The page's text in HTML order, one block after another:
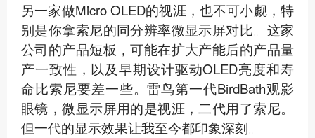
另一家做Micro OLED的视涯，也不可小觑，特
别是你拿索尼的同分辨率微显示屏对比。这家
公司的产品短板，可能在扩大产能后的产品量
产一致性，以及早期设计驱动OLED亮度和寿
命比索尼要差一些。雷鸟第一代BirdBath观影
眼镜，微显示屏用的是视涯，二代用了索尼。
但一代的显示效果让我至今都印象深刻。